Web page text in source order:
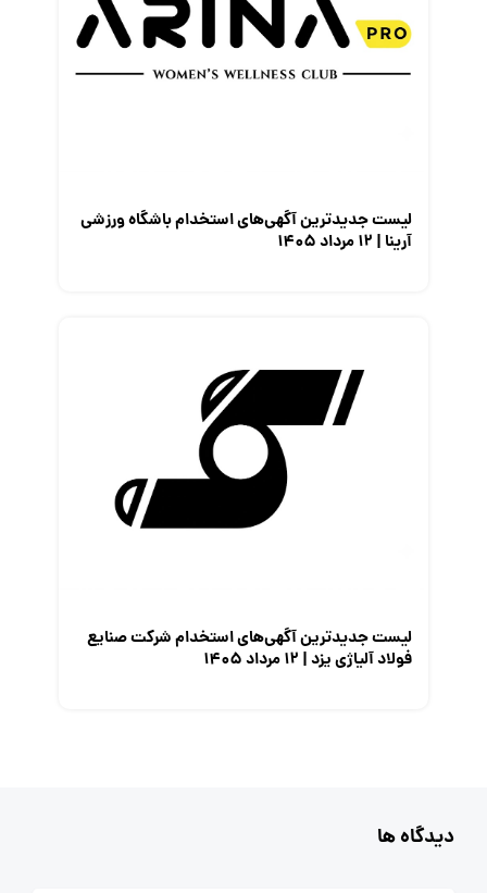
لیست جدیدترین آگهی‌های استخدام باشگاه ورزشی
آرینا | ۱۲ مرداد ۱۴۰۵
لیست جدیدترین آگهی‌های استخدام شرکت صنایع
فولاد آلیاژی یزد | ۱۲ مرداد ۱۴۰۵
دیدگاه ها